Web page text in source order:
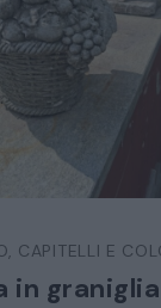
MODERNARIATO
ED ESPOSIZIONE
MUSICALI
, CAPITELLI E
in graniglia